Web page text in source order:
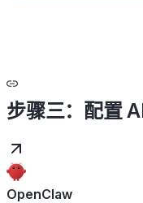
步骤三：配置
OpenClaw